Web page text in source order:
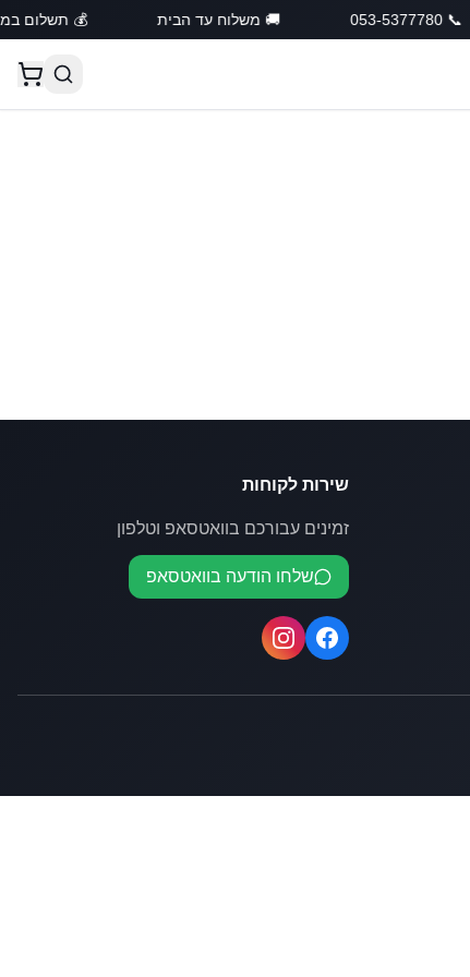
📞 053-5377780 🚚 משלוח עד הבית 💰 תשלום
שירות לקוחות
זמינים עבורכם בוואטסאפ וטלפון
שלחו הודעה בוואטסאפ